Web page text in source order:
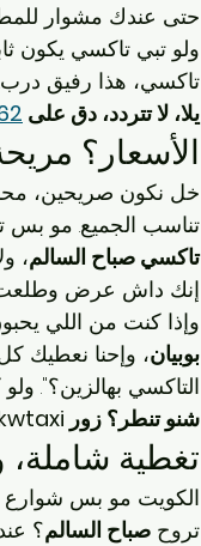
حتى عندك مشوار
ولو تبي تاكسي يكون
تاكسي، هذا رفيق درب.
يلا، لا تتردد، دق على
الأسعار؟
خل نكون صريحين،
تناسب الجميع. مو
تاكسي صباح السالم،
إنك داش عرض
وإذا كنت من اللي
بوبيان، وإحنا نعطيك
التاكسي بهالزين؟".
شنو تنطر؟ زور kwtaxi ولا دق
تغطية
الكويت مو بس شوارع
تروح صباح السالم؟